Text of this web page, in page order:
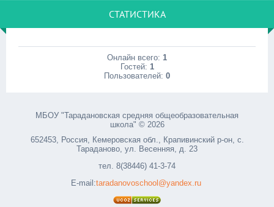
СТАТИСТИКА
Онлайн всего: 1
Гостей: 1
Пользователей: 0
МБОУ "Тарадановская средняя общеобразовательная
школа" © 2026
652453, Россия, Кемеровская обл., Крапивинский р-он, с.
Тараданово, ул. Весенняя, д. 23
тел. 8(38446) 41-3-74
E-mail:taradanovoschool@yandex.ru